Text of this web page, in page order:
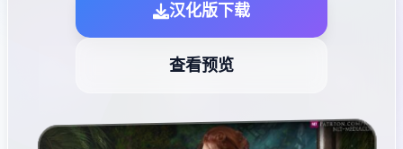
汉化版下载
查看预览